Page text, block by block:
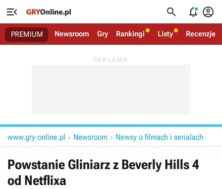
   
PREMIUM Newsroom Gry Rankingi Listy Recenzje
www.gry-online.pl  Newsroom  Newsy o filmach i serialach
Powstanie Gliniarz z Beverly Hills 4
od Netflixa